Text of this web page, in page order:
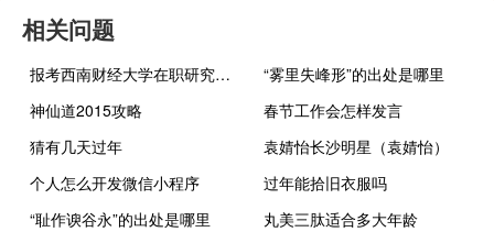
相关问题
报考西南财经大学在职研究生需要辞去工作吗
“雾里失峰形”的出处是哪里
神仙道2015攻略
春节工作会怎样发言
猜有几天过年
袁婧怡长沙明星（袁婧怡）
个人怎么开发微信小程序
过年能拾旧衣服吗
“耻作谀谷永”的出处是哪里
丸美三肽适合多大年龄